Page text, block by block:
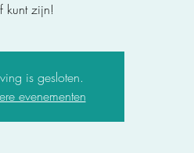
kunt zijn!
is gesloten.
evenementen